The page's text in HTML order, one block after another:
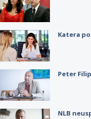
Katera
Peter
NLB